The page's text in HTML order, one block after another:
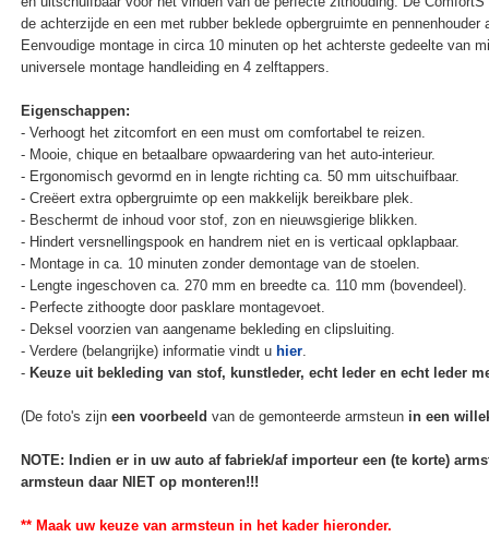
de achterzijde en een met rubber beklede opbergruimte en pennenhouder
Eenvoudige montage in circa 10 minuten op het achterste gedeelte van
universele montage handleiding en 4 zelftappers.
Eigenschappen:
- Verhoogt het zitcomfort en een must om comfortabel te reizen.
- Mooie, chique en betaalbare opwaardering van het auto-interieur.
- Ergonomisch gevormd en in lengte richting ca. 50 mm uitschuifbaar.
- Creëert extra opbergruimte op een makkelijk bereikbare plek.
- Beschermt de inhoud voor stof, zon en nieuwsgierige blikken.
- Hindert versnellingspook en handrem niet en is verticaal opklapbaar.
- Montage in ca. 10 minuten zonder demontage van de stoelen.
- Lengte ingeschoven ca. 270 mm en breedte ca. 110 mm (bovendeel).
- Perfecte zithoogte door pasklare montagevoet.
- Deksel voorzien van aangename bekleding en clipsluiting.
- Verdere (belangrijke) informatie vindt u hier.
- Keuze uit bekleding van stof, kunstleder, echt leder en echt leder
(De foto's zijn een voorbeeld van de gemonteerde armsteun in een
NOTE: Indien er in uw auto af fabriek/af importeur een (te korte)
armsteun daar NIET op monteren!!!
** Maak uw keuze van armsteun in het kader hieronder.